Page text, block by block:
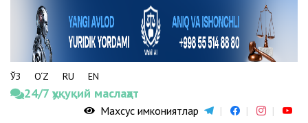
ЎЗ O‘Z RU EN
24/7 ҳуқуқий маслаҳат
Махсус имкониятлар